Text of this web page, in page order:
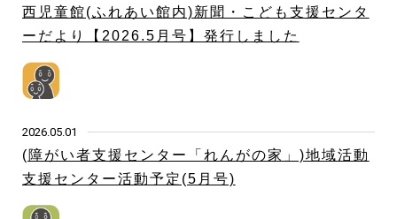
西児童館(ふれあい館内)新聞・こども支援センタ
ーだより【2026.5月号】発行しました
2026.05.01
(障がい者支援センター「れんがの家」)地域活動
支援センター活動予定(5月号)